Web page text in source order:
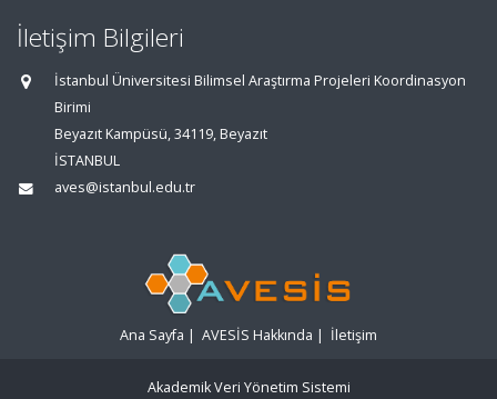
İletişim Bilgileri
İstanbul Üniversitesi Bilimsel Araştırma Projeleri Koordinasyon
Birimi
Beyazıt Kampüsü, 34119, Beyazıt
İSTANBUL
aves@istanbul.edu.tr
Ana Sayfa | AVESİS Hakkında | İletişim
Akademik Veri Yönetim Sistemi